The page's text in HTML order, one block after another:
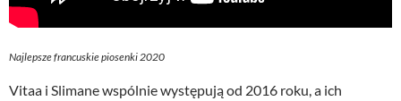
Najlepsze francuskie piosenki 2020
Vitaa i Slimane wspólnie występują od 2016 roku, a ich